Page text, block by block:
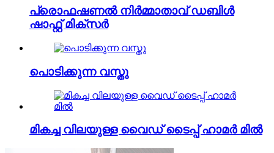
പ്രൊഫഷണൽ നിർമ്മാതാവ് ഡബിൾ
ഷാഫ്റ്റ് മിക്സർ
പൊടിക്കുന്ന വസ്തു
മികച്ച വിലയുള്ള വൈഡ് ടൈപ്പ് ഹാമർ മിൽ